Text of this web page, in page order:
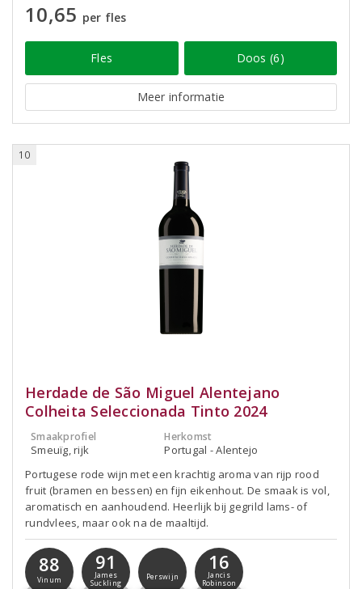
10,65 per fles
Fles Doos (6)
Meer informatie
10
Herdade de São Miguel Alentejano
Colheita Seleccionada Tinto 2024
Smaakprofiel
Smeuïg, rijk
Herkomst
Portugal - Alentejo
Portugese rode wijn met een krachtig aroma van rijp rood
fruit (bramen en bessen) en fijn eikenhout. De smaak is vol,
aromatisch en aanhoudend. Heerlijk bij gegrild lams- of
rundvlees, maar ook na de maaltijd.
88
Vinum
91
James
Suckling
Perswijn
16
Jancis
Robinson